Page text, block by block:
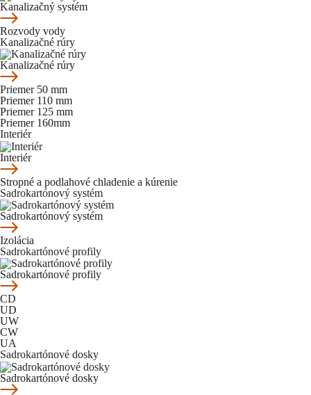
Kanalizačný systém
Rozvody vody
Kanalizačné rúry
Kanalizačné rúry
Priemer 50 mm
Priemer 110 mm
Priemer 125 mm
Priemer 160mm
Interiér
Interiér
Stropné a podlahové chladenie a kúrenie
Sadrokartónový systém
Sadrokartónový systém
Izolácia
Sadrokartónové profily
Sadrokartónové profily
CD
UD
UW
CW
UA
Sadrokartónové dosky
Sadrokartónové dosky